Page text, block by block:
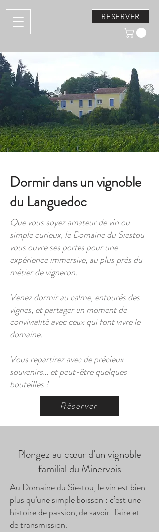
RESERVER
Dormir dans un vignoble
du Languedoc
Que vous soyez amateur de vin ou
simple curieux, le Domaine du Siestou
vous ouvre ses portes pour une
expérience immersive, au plus près du
métier de vigneron.
Venez dormir au calme, entourés des
vignes, et partager un moment de
convivialité avec ceux qui font vivre le
domaine.
Vous repartirez avec de précieux
souvenirs… et peut-être quelques
bouteilles !
Réserver
Plongez au cœur d’un vignoble
familial du Minervois
Au Domaine du Siestou, le vin est bien
plus qu’une simple boisson : c’est une
histoire de passion, de savoir-faire et
de transmission.